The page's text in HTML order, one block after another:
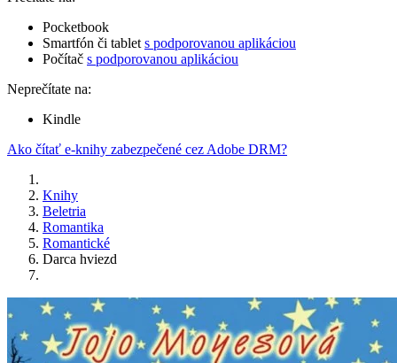
Pocketbook
Smartfón či tablet s podporovanou aplikáciou
Počítač s podporovanou aplikáciou
Neprečítate na:
Kindle
Ako čítať e-knihy zabezpečené cez Adobe DRM?
Knihy
Beletria
Romantika
Romantické
Darca hviezd